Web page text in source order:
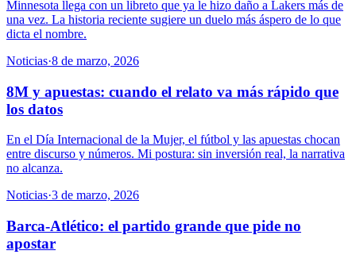
Minnesota llega con un libreto que ya le hizo daño a Lakers más de
una vez. La historia reciente sugiere un duelo más áspero de lo que
dicta el nombre.
Noticias·8 de marzo, 2026
8M y apuestas: cuando el relato va más rápido que
los datos
En el Día Internacional de la Mujer, el fútbol y las apuestas chocan
entre discurso y números. Mi postura: sin inversión real, la narrativa
no alcanza.
Noticias·3 de marzo, 2026
Barca-Atlético: el partido grande que pide no
apostar